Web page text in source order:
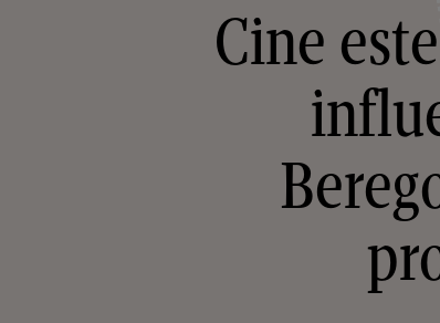
Cine